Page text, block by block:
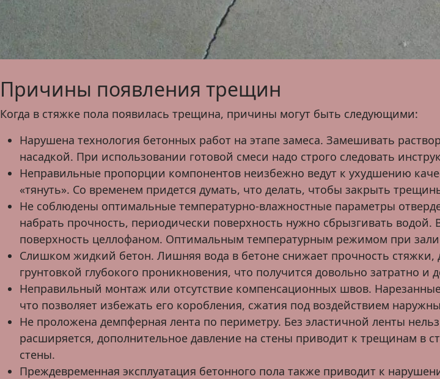
Причины появления трещин
Когда в стяжке пола появилась трещина, причины могут быть следующими:
Нарушена технология бетонных работ на этапе замеса. Замешивать
насадкой. При использовании готовой смеси надо строго следовать
Неправильные пропорции компонентов неизбежно ведут к ухудшению
«тянуть». Со временем придется думать, что делать, чтобы закрыть
Не соблюдены оптимальные температурно-влажностные параметры
набрать прочность, периодически поверхность нужно сбрызгивать
поверхность целлофаном. Оптимальным температурным режимом при
Слишком жидкий бетон. Лишняя вода в бетоне снижает прочность
грунтовкой глубокого проникновения, что получится довольно затратно и
Неправильный монтаж или отсутствие компенсационных швов.
что позволяет избежать его коробления, сжатия под воздействием
Не проложена демпферная лента по периметру. Без эластичной ленты
расширяется, дополнительное давление на стены приводит к трещинам в
стены.
Преждевременная эксплуатация бетонного пола также приводит к